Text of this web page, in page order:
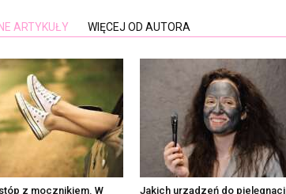
ARTYKUŁY WIĘCEJ OD AUTORA
z mocznikiem. W
Jakich urządzeń do